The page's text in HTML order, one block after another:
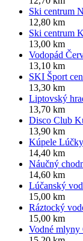
Ski centrum
12,80 km
Ski centrum
13,00 km
Vodopád
13,10 km
SKI Šport
13,30 km
Liptovský
13,70 km
Disco Club
13,90 km
Kúpele Lúčky
14,40 km
Náučný
14,60 km
Lúčanský
15,00 km
Ráztocký
15,00 km
Vodné mlyny